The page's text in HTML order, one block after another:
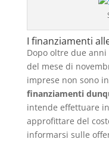
I finanziamenti
Dopo oltre due
del mese di
imprese non sono
finanziamenti
intende effettuare
approfittare del
informarsi sulle